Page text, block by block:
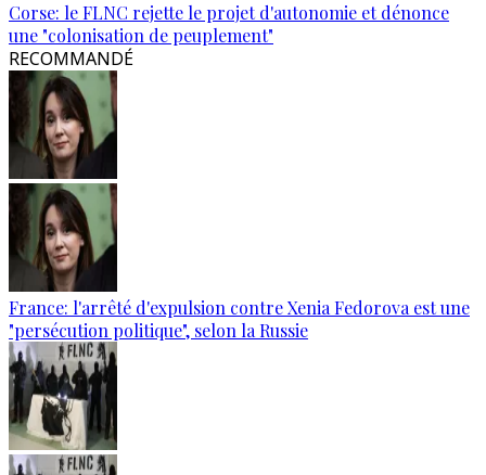
Corse: le FLNC rejette le projet d'autonomie et dénonce
une "colonisation de peuplement"
RECOMMANDÉ
France: l'arrêté d'expulsion contre Xenia Fedorova est une
"persécution politique", selon la Russie